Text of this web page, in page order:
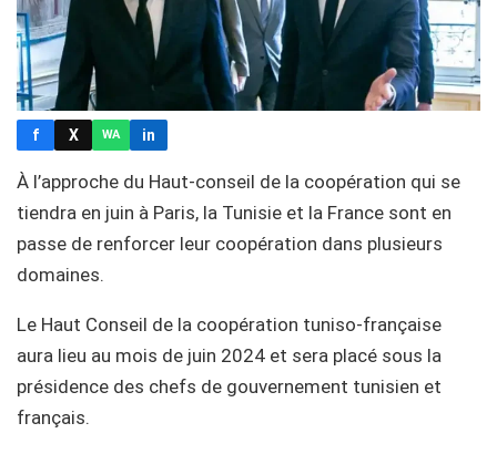
f X WA in
À l’approche du Haut-conseil de la coopération qui se
tiendra en juin à Paris, la Tunisie et la France sont en
passe de renforcer leur coopération dans plusieurs
domaines.
Le Haut Conseil de la coopération tuniso-française
aura lieu au mois de juin 2024 et sera placé sous la
présidence des chefs de gouvernement tunisien et
français.